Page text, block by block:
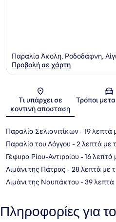
Παραλία Άκολη, Ροδοδάφνη,
Προβολή σε χάρτη
Τι υπάρχει σε
κοντινή απόσταση
Τρόποι
Παραλία Σελιανιτίκων- 19 λεπτά
Παραλία του Λόγγου - 2 λεπτά με
Γέφυρα Ρίου-Αντιρρίου - 16 λεπτά
Λιμάνι της Πάτρας - 28 λεπτά με
Λιμάνι της Ναυπάκτου - 39 λεπτά
Πληροφορίες για